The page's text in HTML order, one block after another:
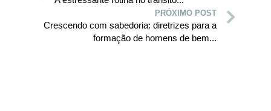
PRÓXIMO POST
Crescendo com sabedoria: diretrizes para a
formação de homens de bem...